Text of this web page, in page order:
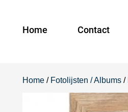
Home Contact
Home / Fotolijsten / Albums /